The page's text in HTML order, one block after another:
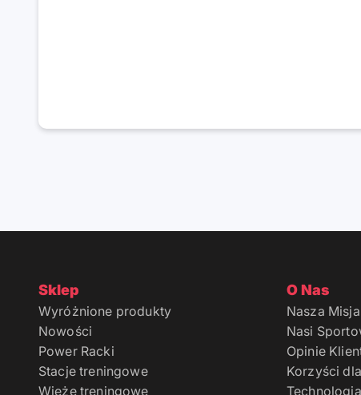
Sklep
Wyróżnione produkty
Nowości
Power Racki
Stacje treningowe
Wieże treningowe
O Nas
Nasza Misja
Nasi
Opinie
Korzyści